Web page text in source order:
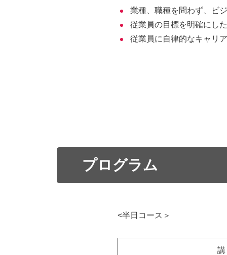
業種、職種を問わず、ビ
従業員の目標を明確にし
従業員に自律的なキャリ
プログラム
<半日コース＞